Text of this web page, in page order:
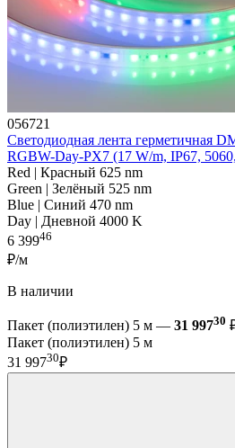
056721
Светодиодная лента герметичная
RGBW-Day-PX7 (17 W/m, IP67,
Red | Красный 625 nm
Green | Зелёный 525 nm
Blue | Синий 470 nm
Day | Дневной 4000 K
6 39946
₽/м
В наличии
Пакет (полиэтилен) 5 м — 31 99730
Пакет (полиэтилен) 5 м
31 99730₽